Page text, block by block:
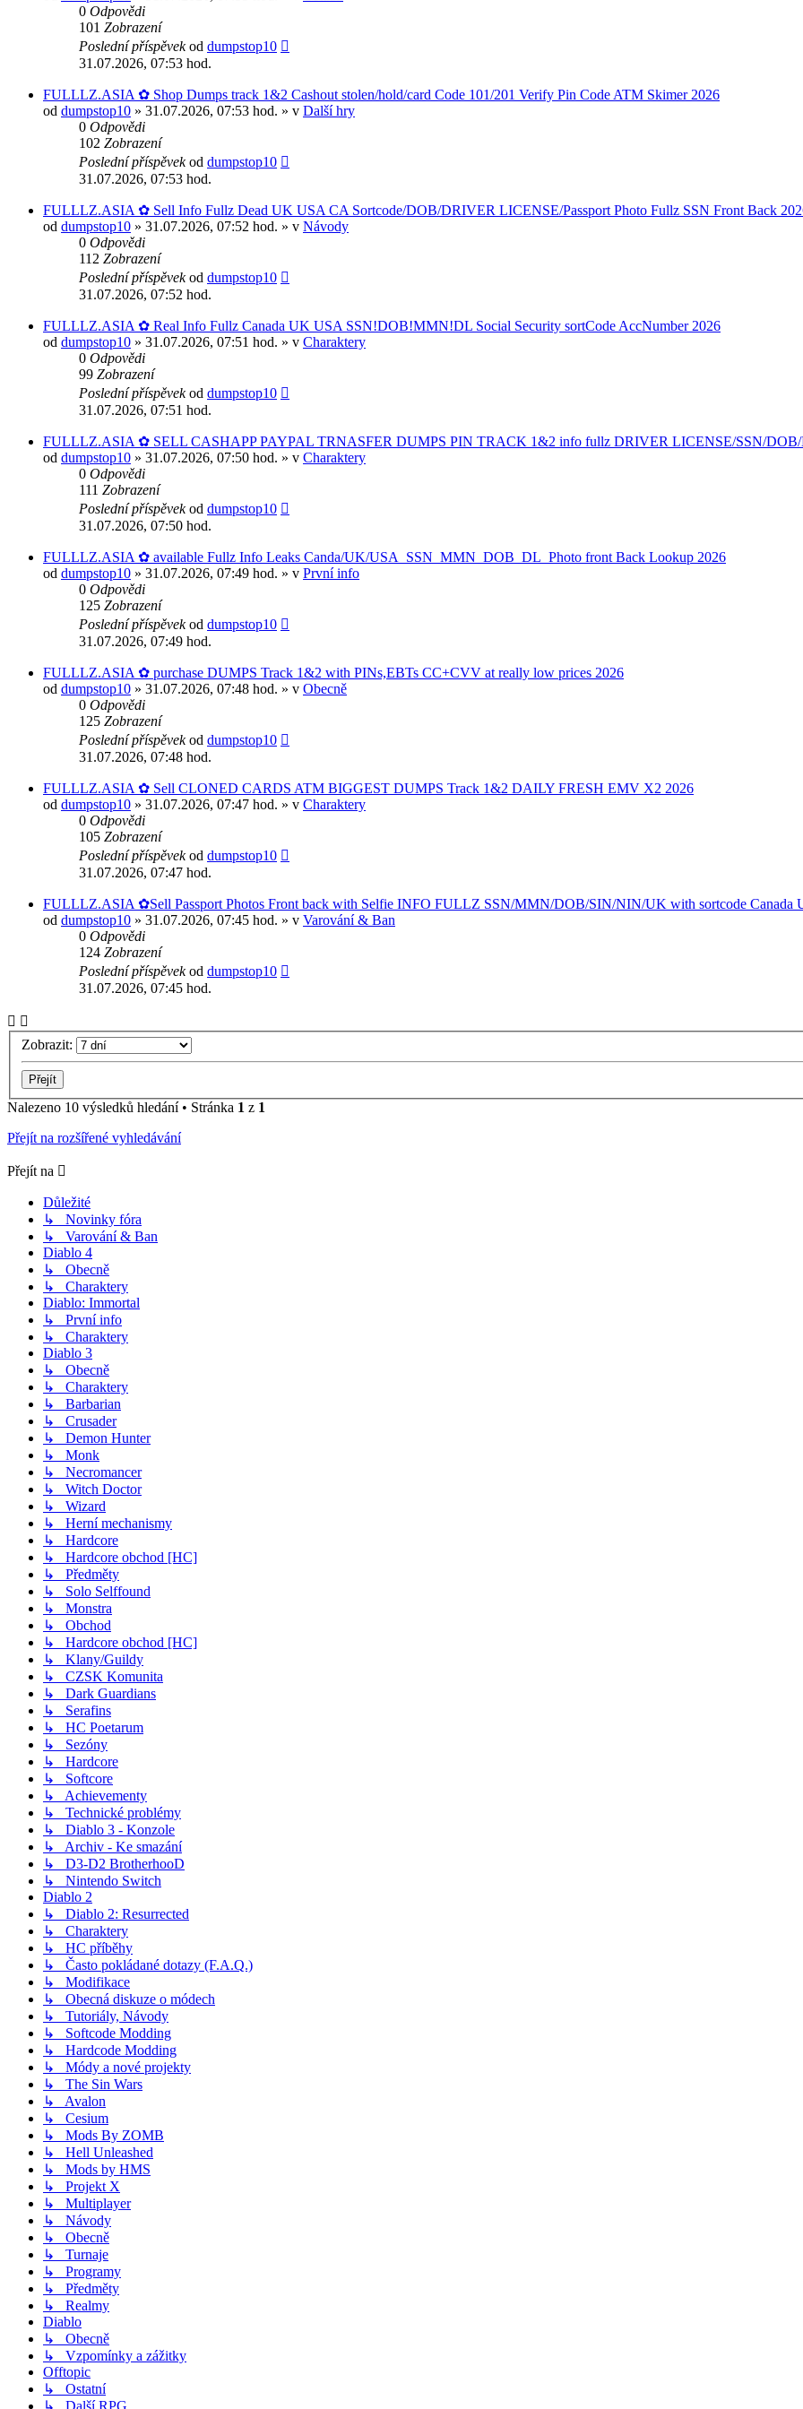
0 Odpovědi
101 Zobrazení
Poslední příspěvekod dumpstop10
31.07.2026, 07:53 hod.
FULLLZ.ASIA ✿ Shop Dumps track 1&2 Cashout stolen/hold/card Code 101/201 Verify Pin Code ATM Skimer 2026
od dumpstop10 » 31.07.2026, 07:53 hod. » v Další hry
0 Odpovědi
102 Zobrazení
Poslední příspěvekod dumpstop10
31.07.2026, 07:53 hod.
FULLLZ.ASIA ✿ Sell Info Fullz Dead UK USA CA Sortcode/DOB/DRIVER LICENSE/Passport Photo Fullz SSN Front Back
od dumpstop10 » 31.07.2026, 07:52 hod. » v Návody
0 Odpovědi
112 Zobrazení
Poslední příspěvekod dumpstop10
31.07.2026, 07:52 hod.
FULLLZ.ASIA ✿ Real Info Fullz Canada UK USA SSN!DOB!MMN!DL Social Security sortCode AccNumber 2026
od dumpstop10 » 31.07.2026, 07:51 hod. » v Charaktery
0 Odpovědi
99 Zobrazení
Poslední příspěvekod dumpstop10
31.07.2026, 07:51 hod.
FULLLZ.ASIA ✿ SELL CASHAPP PAYPAL TRNASFER DUMPS PIN TRACK 1&2 info fullz DRIVER LICENSE/SSN/
od dumpstop10 » 31.07.2026, 07:50 hod. » v Charaktery
0 Odpovědi
111 Zobrazení
Poslední příspěvekod dumpstop10
31.07.2026, 07:50 hod.
FULLLZ.ASIA ✿ available Fullz Info Leaks Canda/UK/USA_SSN_MMN_DOB_DL_Photo front Back Lookup 2026
od dumpstop10 » 31.07.2026, 07:49 hod. » v První info
0 Odpovědi
125 Zobrazení
Poslední příspěvekod dumpstop10
31.07.2026, 07:49 hod.
FULLLZ.ASIA ✿ purchase DUMPS Track 1&2 with PINs,EBTs CC+CVV at really low prices 2026
od dumpstop10 » 31.07.2026, 07:48 hod. » v Obecně
0 Odpovědi
125 Zobrazení
Poslední příspěvekod dumpstop10
31.07.2026, 07:48 hod.
FULLLZ.ASIA ✿ Sell CLONED CARDS ATM BIGGEST DUMPS Track 1&2 DAILY FRESH EMV X2 2026
od dumpstop10 » 31.07.2026, 07:47 hod. » v Charaktery
0 Odpovědi
105 Zobrazení
Poslední příspěvekod dumpstop10
31.07.2026, 07:47 hod.
FULLLZ.ASIA ✿Sell Passport Photos Front back with Selfie INFO FULLZ SSN/MMN/DOB/SIN/NIN/UK with sortcode Canada
od dumpstop10 » 31.07.2026, 07:45 hod. » v Varování & Ban
0 Odpovědi
124 Zobrazení
Poslední příspěvekod dumpstop10
31.07.2026, 07:45 hod.
Zobrazit:
Nalezeno 10 výsledků hledání • Stránka 1 z 1
Přejít na rozšířené vyhledávání
Přejít na
Důležité
↳ Novinky fóra
↳ Varování & Ban
Diablo 4
↳ Obecně
↳ Charaktery
Diablo: Immortal
↳ První info
↳ Charaktery
Diablo 3
↳ Obecně
↳ Charaktery
↳ Barbarian
↳ Crusader
↳ Demon Hunter
↳ Monk
↳ Necromancer
↳ Witch Doctor
↳ Wizard
↳ Herní mechanismy
↳ Hardcore
↳ Hardcore obchod [HC]
↳ Předměty
↳ Solo Selffound
↳ Monstra
↳ Obchod
↳ Hardcore obchod [HC]
↳ Klany/Guildy
↳ CZSK Komunita
↳ Dark Guardians
↳ Serafins
↳ HC Poetarum
↳ Sezóny
↳ Hardcore
↳ Softcore
↳ Achievementy
↳ Technické problémy
↳ Diablo 3 - Konzole
↳ Archiv - Ke smazání
↳ D3-D2 BrotherhooD
↳ Nintendo Switch
Diablo 2
↳ Diablo 2: Resurrected
↳ Charaktery
↳ HC příběhy
↳ Často pokládané dotazy (F.A.Q.)
↳ Modifikace
↳ Obecná diskuze o módech
↳ Tutoriály, Návody
↳ Softcode Modding
↳ Hardcode Modding
↳ Módy a nové projekty
↳ The Sin Wars
↳ Avalon
↳ Cesium
↳ Mods By ZOMB
↳ Hell Unleashed
↳ Mods by HMS
↳ Projekt X
↳ Multiplayer
↳ Návody
↳ Obecně
↳ Turnaje
↳ Programy
↳ Předměty
↳ Realmy
Diablo
↳ Obecně
↳ Vzpomínky a zážitky
Offtopic
↳ Ostatní